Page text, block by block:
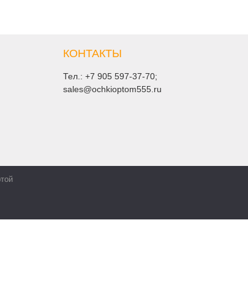
КОНТАКТЫ
Тел.: +7 905 597-37-70;
sales@ochkioptom555.ru